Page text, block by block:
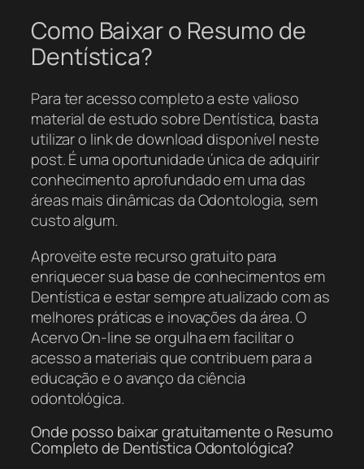
Como Baixar o Resumo de
Dentística?
Para ter acesso completo a este valioso
material de estudo sobre Dentística, basta
utilizar o link de download disponível neste
post. É uma oportunidade única de adquirir
conhecimento aprofundado em uma das
áreas mais dinâmicas da Odontologia, sem
custo algum.
Aproveite este recurso gratuito para
enriquecer sua base de conhecimentos em
Dentística e estar sempre atualizado com as
melhores práticas e inovações da área. O
Acervo On-line se orgulha em facilitar o
acesso a materiais que contribuem para a
educação e o avanço da ciência
odontológica.
Onde posso baixar gratuitamente o Resumo
Completo de Dentística Odontológica?